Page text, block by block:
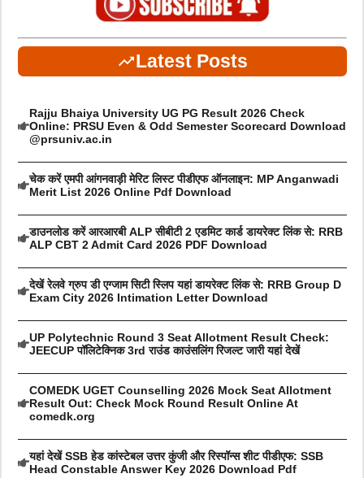
Latest Posts
Rajju Bhaiya University UG PG Result 2026 Check
Online: PRSU Even & Odd Semester Scorecard Download
@prsuniv.ac.in
चेक करें एमपी आंगनवाड़ी मेरिट लिस्ट पीडीएफ ऑनलाइन: MP Anganwadi
Merit List 2026 Online Pdf Download
डाउनलोड करें आरआरबी ALP सीबीटी 2 एडमिट कार्ड डायरेक्ट लिंक से: RRB
ALP CBT 2 Admit Card 2026 PDF Download
देखें रेलवे ग्रुप डी एग्जाम सिटी स्लिप यहां डायरेक्ट लिंक से: RRB Group D
Exam City 2026 Intimation Letter Download
UP Polytechnic Round 3 Seat Allotment Result Check:
JEECUP पॉलिटेक्निक 3rd राउंड काउंसलिंग रिजल्ट जारी यहां देखें
COMEDK UGET Counselling 2026 Mock Seat Allotment
Result Out: Check Mock Round Result Online At
comedk.org
यहां देखें SSB हेड कांस्टेबल उत्तर कुंजी और रिस्पॉन्स शीट पीडीएफ: SSB
Head Constable Answer Key 2026 Download Pdf